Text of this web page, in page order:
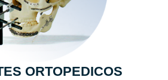
ORTOPEDICOS